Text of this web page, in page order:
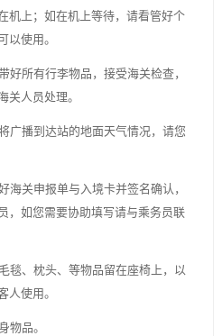
机上；如在机上等待，请看管好个
以使用。
好所有行李物品，接受海关检查，
关人员处理。
广播到达站的地面天气情况，请您
海关申报单与入境卡并签名确认，
，如您需要协助填写请与乘务员联
毯、枕头、等物品留在座椅上，以
人使用。
物品。